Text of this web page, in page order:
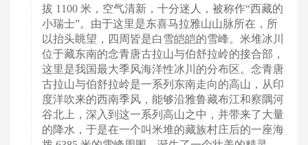
拔 1100 米，空气清新，十分迷人，被称作“西藏的
小瑞士”。由于这里是东喜马拉雅山山脉所在，所
以抬头眺望，四周皆是白雪皑皑的雪峰。米堆冰川
位于藏东南的念青唐古拉山与伯舒拉岭的接合部，
这里是我国最大季风海洋性冰川的分布区。念青唐
古拉山与伯舒拉岭是一系列东南走向的高山，从印
度洋吹来的西南季风，能够沿雅鲁藏布江和察隅河
谷北上，深入到这一系列高山之中，并带来了大量
的降水，于是在一个叫米堆的藏族村庄后的一座海